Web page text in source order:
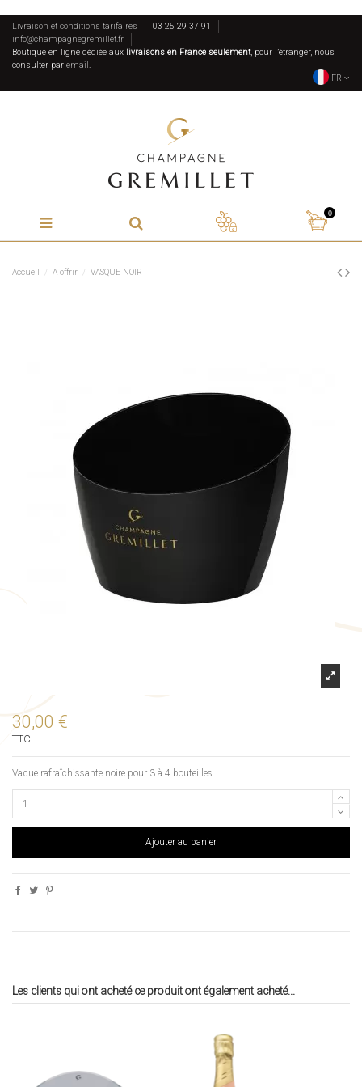
Livraison et conditions tarifaires
03 25 29 37 91
info@champagnegremillet.fr
Boutique en ligne dédiée aux livraisons en France seulement, pour l’étranger, nous
consulter par email.
FR
0
Accueil A offrir VASQUE NOIR
30,00 €
TTC
Vaque rafraîchissante noire pour 3 à 4 bouteilles.
Ajouter au panier
Les clients qui ont acheté ce produit ont également acheté...